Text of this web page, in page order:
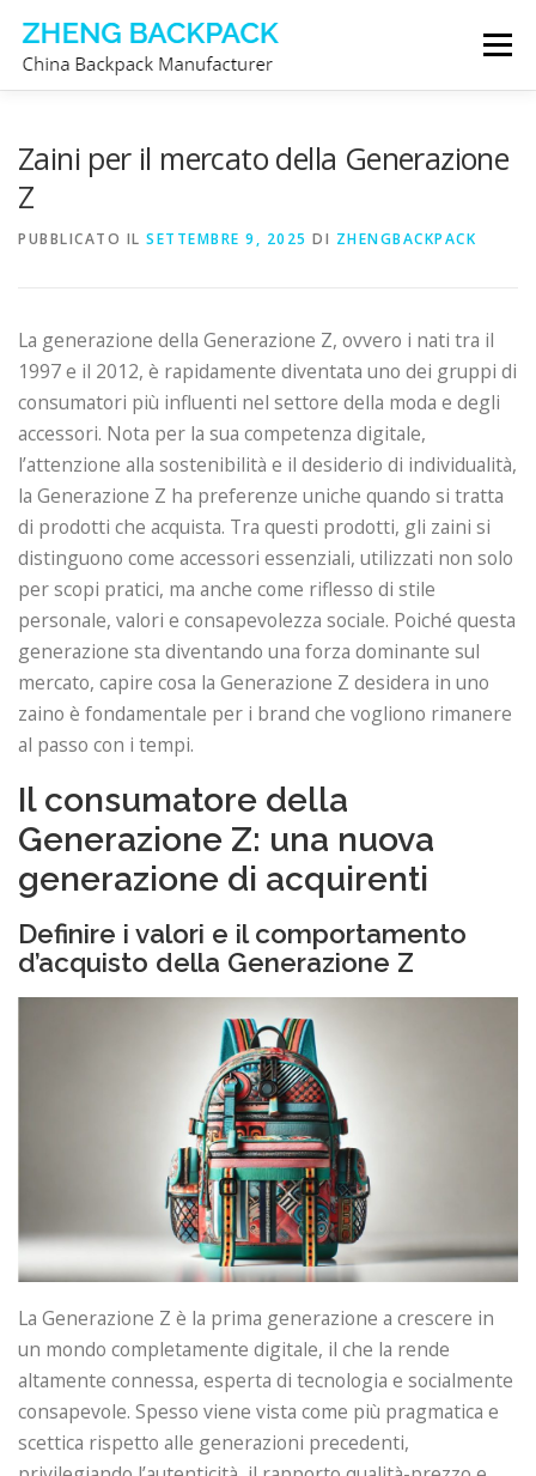
contenuto
Menu
Zaini per il mercato della Generazione
Z
PUBBLICATO IL SETTEMBRE 9, 2025 DI ZHENGBACKPACK
La generazione della Generazione Z, ovvero i nati tra il
1997 e il 2012, è rapidamente diventata uno dei gruppi di
consumatori più influenti nel settore della moda e degli
accessori. Nota per la sua competenza digitale,
l’attenzione alla sostenibilità e il desiderio di individualità,
la Generazione Z ha preferenze uniche quando si tratta
di prodotti che acquista. Tra questi prodotti, gli zaini si
distinguono come accessori essenziali, utilizzati non solo
per scopi pratici, ma anche come riflesso di stile
personale, valori e consapevolezza sociale. Poiché questa
generazione sta diventando una forza dominante sul
mercato, capire cosa la Generazione Z desidera in uno
zaino è fondamentale per i brand che vogliono rimanere
al passo con i tempi.
Il consumatore della
Generazione Z: una nuova
generazione di acquirenti
Definire i valori e il comportamento
d’acquisto della Generazione Z
La Generazione Z è la prima generazione a crescere in
un mondo completamente digitale, il che la rende
altamente connessa, esperta di tecnologia e socialmente
consapevole. Spesso viene vista come più pragmatica e
scettica rispetto alle generazioni precedenti,